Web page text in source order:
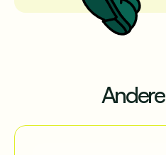
Andere